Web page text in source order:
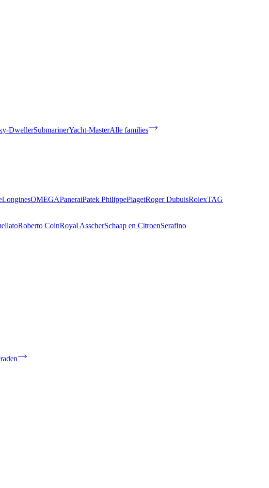
DwellerSubmarinerYacht-MasterAlle families
LonginesOMEGAPaneraiPatek PhilippePiagetRoger DubuisRolexTAG
Roberto CoinRoyal AsscherSchaap en CitroenSerafino